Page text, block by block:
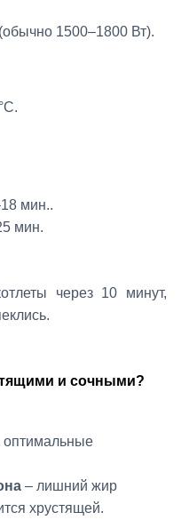
(обычно 1500–1800 Вт).
мин..
мин.
через 10 минут,
и сочными?
оптимальные
– лишний жир
хрустящей.